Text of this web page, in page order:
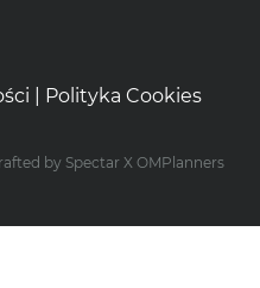
Polityka Cookies
by Spectar X OMPlanners